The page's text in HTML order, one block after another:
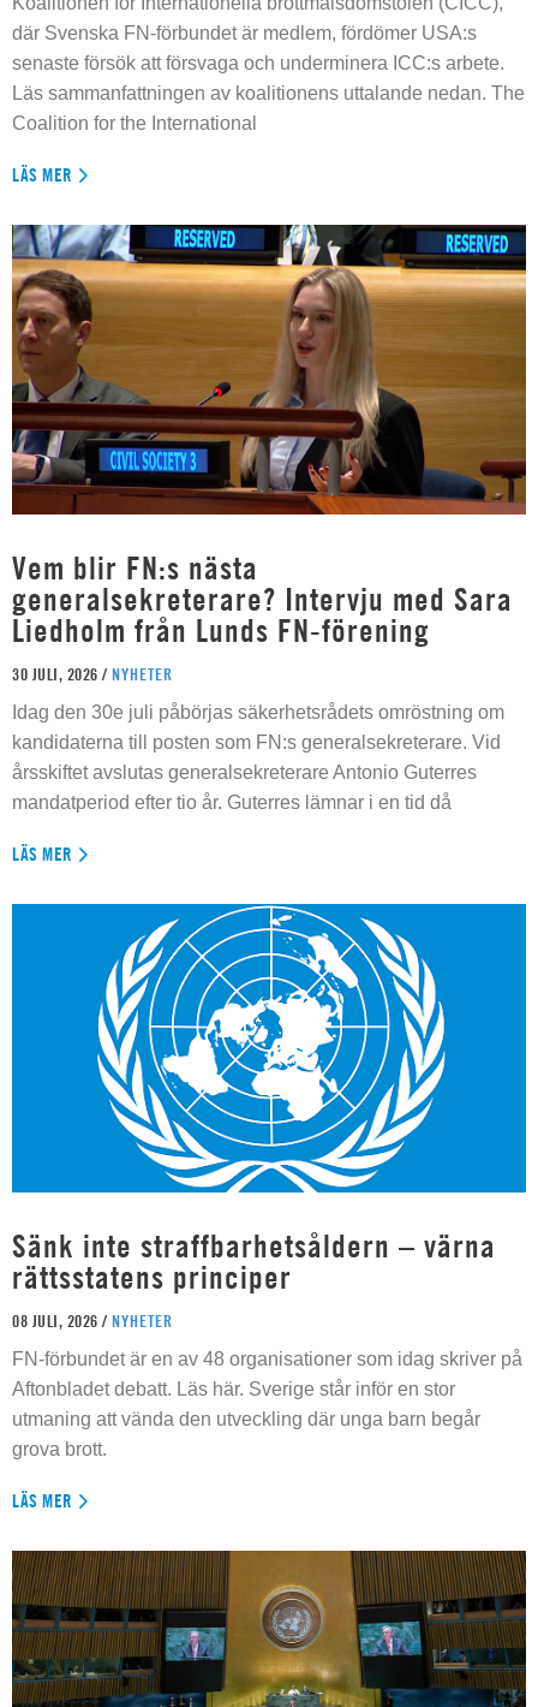
där Svenska FN-förbundet är medlem, fördömer USA:s
senaste försök att försvaga och underminera ICC:s arbete.
Läs sammanfattningen av koalitionens uttalande nedan. The
Coalition for the International
LÄS MER
Vem blir FN:s nästa
generalsekreterare? Intervju med Sara
Liedholm från Lunds FN-förening
30 JULI, 2026 / NYHETER
Idag den 30e juli påbörjas säkerhetsrådets omröstning om
kandidaterna till posten som FN:s generalsekreterare. Vid
årsskiftet avslutas generalsekreterare Antonio Guterres
mandatperiod efter tio år. Guterres lämnar i en tid då
LÄS MER
Sänk inte straffbarhetsåldern – värna
rättsstatens principer
08 JULI, 2026 / NYHETER
FN-förbundet är en av 48 organisationer som idag skriver på
Aftonbladet debatt. Läs här. Sverige står inför en stor
utmaning att vända den utveckling där unga barn begår
grova brott.
LÄS MER